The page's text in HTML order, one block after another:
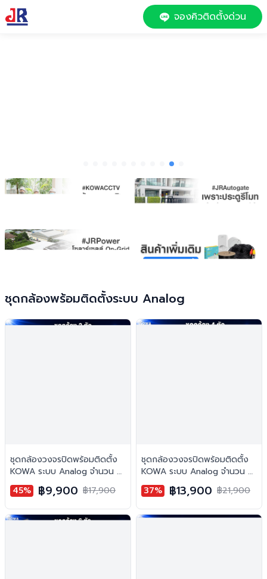
จองคิวติดตั้งด่วน
ชุดกล้องพร้อมติดตั้งระบบ Analog
ชุดกล้องวงจรปิดพร้อมติดตั้ง
KOWA ระบบ Analog จำนวน 2
ตัว ความคมชัด 2MP บันทึกภาพ
พร้อมเสียง
45% ฿9,900 ฿17,900
ชุดกล้องวงจรปิดพร้อมติดตั้ง
KOWA ระบบ Analog จำนวน 4
ตัว ความคมชัด 2MP บันทึกภาพ
พร้อมเสียง
37% ฿13,900 ฿21,900